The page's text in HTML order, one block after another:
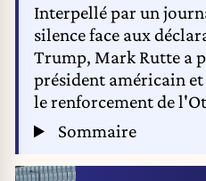
Interpellé par un
silence face aux
Trump, Mark Rutte a
président américain
le renforcement de
Sommaire